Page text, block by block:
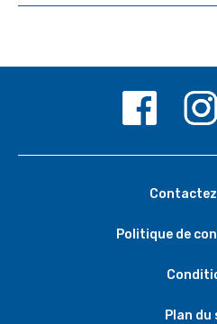
Politique de
Plan du